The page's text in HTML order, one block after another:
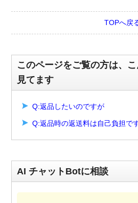
TOPへ戻
このページをご覧の方は、
見てます
Q:返品したいのですが
Q:返品時の返送料は自己負担で
AI チャットBotに相談